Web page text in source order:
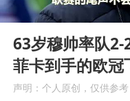
Play
00:00
63岁穆帅率队
菲卡到手的欧冠
声明：个人原创，仅供参考